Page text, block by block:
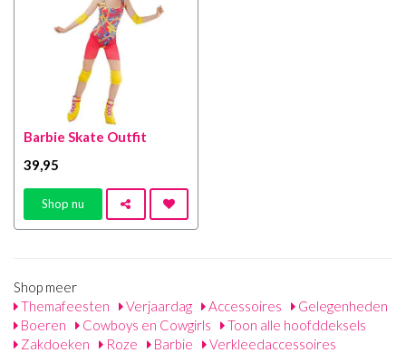
Barbie Skate Outfit
39 ,95
Shop nu
Shop meer
Themafeesten
Verjaardag Accessoires
Gelegenheden
Boeren
Cowboys en Cowgirls
Toon alle hoofddeksels
Zakdoeken
Roze Barbie
Verkleedaccessoires